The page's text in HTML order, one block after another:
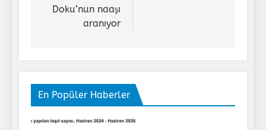
Doku’nun naaşı
aranıyor
En Popüler Haberler